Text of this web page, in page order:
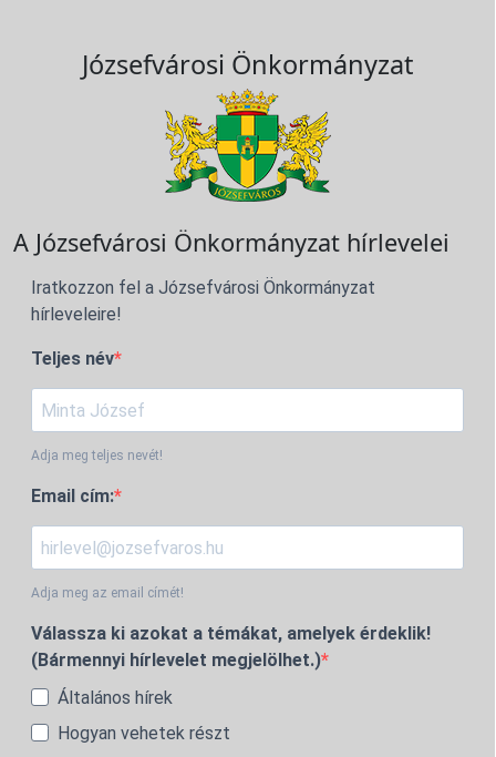
Józsefvárosi Önkormányzat
A Józsefvárosi Önkormányzat hírlevelei
Iratkozzon fel a Józsefvárosi Önkormányzat
hírleveleire!
Teljes név
Adja meg teljes nevét!
Email cím:
Adja meg az email címét!
Válassza ki azokat a témákat, amelyek érdeklik!
(Bármennyi hírlevelet megjelölhet.)
Általános hírek
Hogyan vehetek részt